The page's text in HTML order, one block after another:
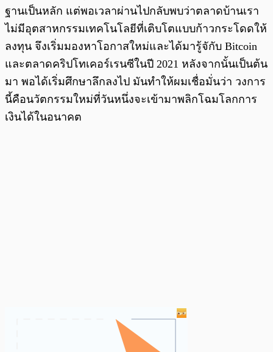
ฐานเป็นหลัก แต่พอเวลาผ่านไปกลับพบว่าตลาดบ้านเรา
ไม่มีอุตสาหกรรมเทคโนโลยีที่เติบโตแบบก้าวกระโดดให้
ลงทุน จึงเริ่มมองหาโอกาสใหม่และได้มารู้จักับ Bitcoin
และตลาดคริปโทเคอร์เรนซีในปี 2021 หลังจากนั้นเป็นต้น
มา พอได้เริ่มศึกษาลึกลงไป มันทำให้ผมเชื่อมั่นว่า วงการ
นี้คือนวัตกรรมใหม่ที่วันหนึ่งจะเข้ามาพลิกโฉมโลกการ
เงินได้ในอนาคต